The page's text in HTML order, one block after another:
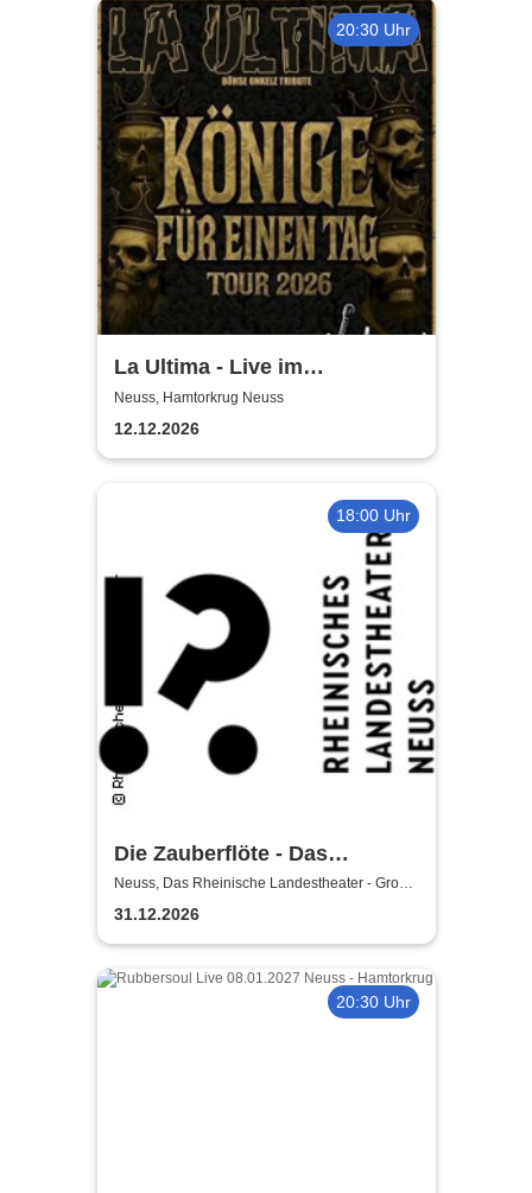
20:30 Uhr
La Ultima - Live im
Hamtorkrug! | Könige für
einen Tag
Neuss, Hamtorkrug Neuss
12.12.2026
18:00 Uhr
Die Zauberflöte - Das
Rheinische Landestheater
Neuss, Das Rheinische Landestheater - Große
Bühne
31.12.2026
20:30 Uhr